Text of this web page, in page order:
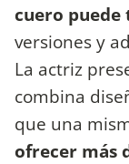
cuero
versiones y
La actriz
combina
que una
ofrecer más